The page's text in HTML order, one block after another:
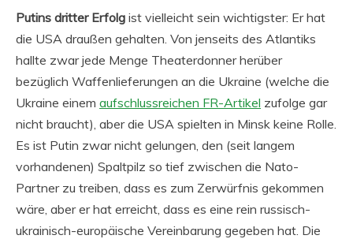
Putins dritter Erfolg ist vielleicht sein wichtigster: Er hat
die USA draußen gehalten. Von jenseits des Atlantiks
hallte zwar jede Menge Theaterdonner herüber
bezüglich Waffenlieferungen an die Ukraine (welche die
Ukraine einem aufschlussreichen FR-Artikel zufolge gar
nicht braucht), aber die USA spielten in Minsk keine Rolle.
Es ist Putin zwar nicht gelungen, den (seit langem
vorhandenen) Spaltpilz so tief zwischen die Nato-
Partner zu treiben, dass es zum Zerwürfnis gekommen
wäre, aber er hat erreicht, dass es eine rein russisch-
ukrainisch-europäische Vereinbarung gegeben hat. Die